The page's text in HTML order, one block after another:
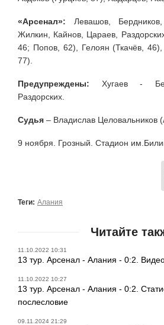
«Арсенал»: Левашов,
Жилкин, Кайнов, Цараев,
46; Попов, 62), Гелоян (Ткачёв,
77).
Предупреждены: Хугаев -
Раздорских.
Судья – Владислав Целовальников
9 ноября. Грозный. Стадион
Теги: Алания
Читайте
11.10.2022 10:31
13 тур. Арсенал - Алания - 0:2.
11.10.2022 10:27
13 тур. Арсенал - Алания - 0:2.
послесловие
09.11.2024 21:29